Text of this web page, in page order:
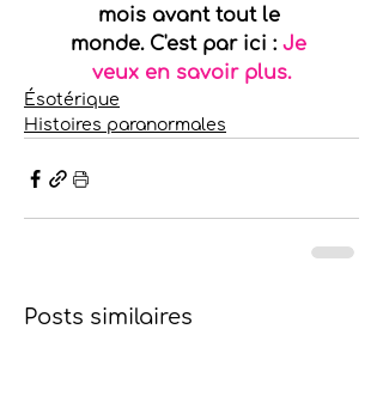
mois avant tout le
monde. C'est par ici : Je
veux en savoir plus.
Ésotérique
Histoires paranormales
Posts similaires